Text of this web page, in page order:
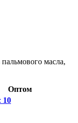
масла,
Оптом
10